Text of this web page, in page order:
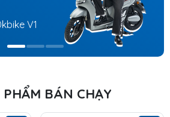
V1
PHẨM BÁN CHẠY